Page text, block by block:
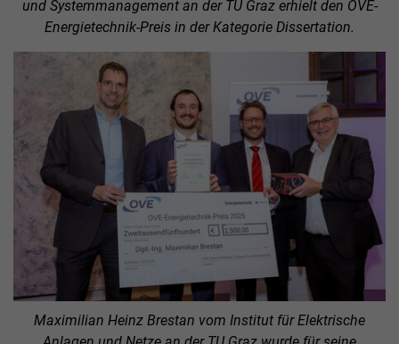
und Systemmanagement an der TU Graz erhielt den OVE-
Energietechnik-Preis in der Kategorie Dissertation.
Maximilian Heinz Brestan vom Institut für Elektrische